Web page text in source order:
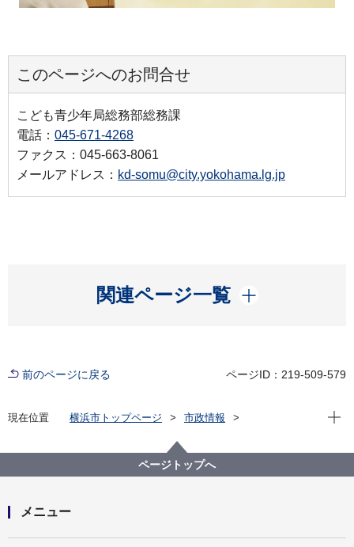
このページへのお問合せ
こども青少年局総務部総務課
電話： 045-671-4268
ファクス：045-663-8061
メールアドレス： kd-somu@city.yokohama.lg.jp
関連ページ一覧
開く
前のページに戻る ページID：219-509-579
現在位置 横浜市トップページ
市政情報
こども青少年局の紹介
心理職の魅力について
現在
ページトップへ
メニュー